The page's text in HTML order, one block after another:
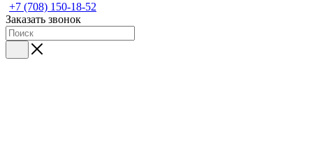
+7 (708) 150-18-52
Заказать звонок